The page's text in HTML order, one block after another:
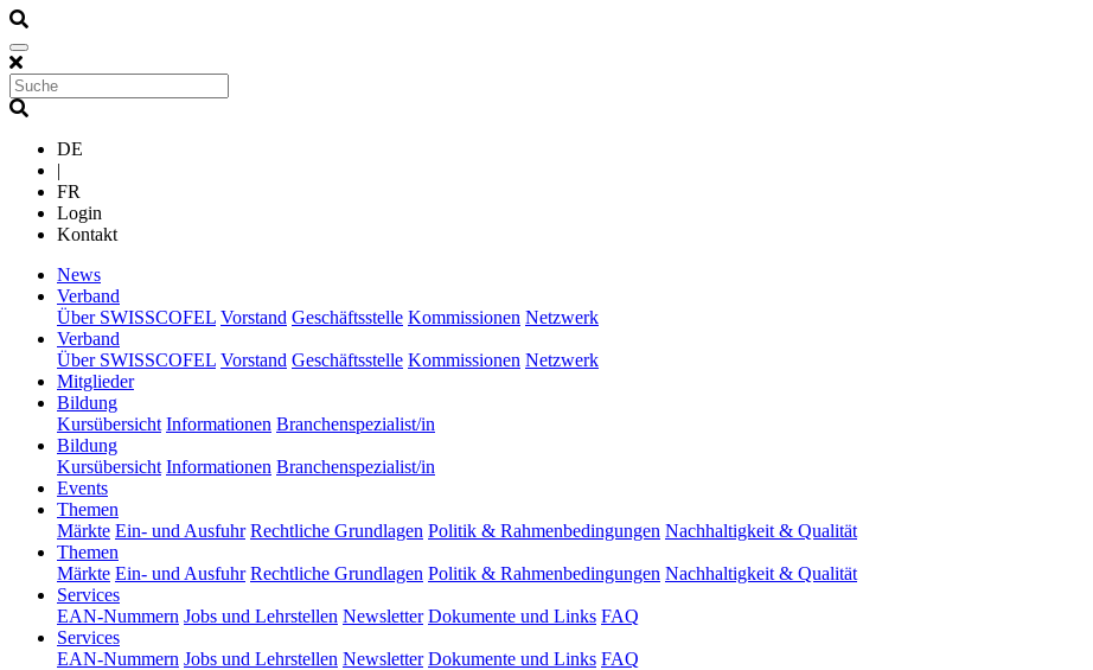
DE
|
FR
Login
Kontakt
News(current)
Verband
Über SWISSCOFEL Vorstand Geschäftsstelle Kommissionen Netzwerk
Verband
Über SWISSCOFEL Vorstand Geschäftsstelle Kommissionen Netzwerk
Mitglieder(current)
Bildung(current)
Kursübersicht Informationen Branchenspezialist/in
Bildung(current)
Kursübersicht Informationen Branchenspezialist/in
Events(current)
Themen
Märkte Ein- und Ausfuhr Rechtliche Grundlagen Politik & Rahmenbedingungen Nachhaltigkeit & Qualität
Themen
Märkte Ein- und Ausfuhr Rechtliche Grundlagen Politik & Rahmenbedingungen Nachhaltigkeit & Qualität
Services(current)
EAN-Nummern Jobs und Lehrstellen Newsletter Dokumente und Links FAQ
Services(current)
EAN-Nummern Jobs und Lehrstellen Newsletter Dokumente und Links FAQ